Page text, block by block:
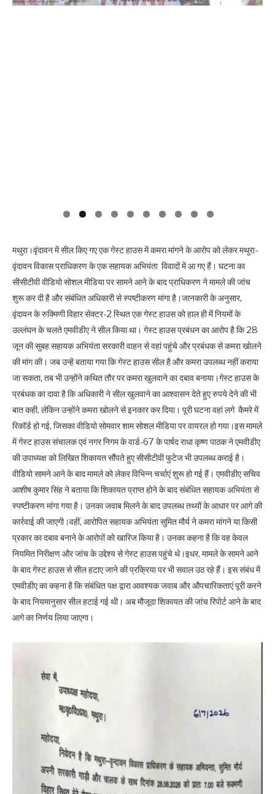
मथुरा।वृंदावन में सील किए गए एक गेस्ट हाउस में कमरा मांगने के आरोप को लेकर मथुरा-
वृंदावन विकास प्राधिकरण के एक सहायक अभियंता विवादों में आ गए हैं। घटना का
सीसीटीवी वीडियो सोशल मीडिया पर सामने आने के बाद प्राधिकरण ने मामले की जांच
शुरू कर दी है और संबंधित अधिकारी से स्पष्टीकरण मांगा है।जानकारी के अनुसार,
वृंदावन के रुक्मिणी विहार सेक्टर-2 स्थित एक गेस्ट हाउस को हाल ही में नियमों के
उल्लंघन के चलते एमवीडीए ने सील किया था। गेस्ट हाउस प्रबंधन का आरोप है कि 28
जून की सुबह सहायक अभियंता सरकारी वाहन से वहां पहुंचे और प्रबंधक से कमरा खोलने
की मांग की। जब उन्हें बताया गया कि गेस्ट हाउस सील है और कमरा उपलब्ध नहीं कराया
जा सकता, तब भी उन्होंने कथित तौर पर कमरा खुलवाने का दबाव बनाया।गेस्ट हाउस के
प्रबंधक का दावा है कि अधिकारी ने सील खुलवाने का आश्वासन देते हुए रुपये देने की भी
बात कही, लेकिन उन्होंने कमरा खोलने से इनकार कर दिया। पूरी घटना वहां लगे कैमरे में
रिकॉर्ड हो गई, जिसका वीडियो सोमवार शाम सोशल मीडिया पर वायरल हो गया।इस मामले
में गेस्ट हाउस संचालक एवं नगर निगम के वार्ड-67 के पार्षद राधा कृष्ण पाठक ने एमवीडीए
की उपाध्यक्ष को लिखित शिकायत सौंपते हुए सीसीटीवी फुटेज भी उपलब्ध कराई है।
वीडियो सामने आने के बाद मामले को लेकर विभिन्न चर्चाएं शुरू हो गई हैं। एमवीडीए सचिव
आशीष कुमार सिंह ने बताया कि शिकायत प्राप्त होने के बाद संबंधित सहायक अभियंता से
स्पष्टीकरण मांगा गया है। उनका जवाब मिलने के बाद उपलब्ध तथ्यों के आधार पर आगे की
कार्रवाई की जाएगी।वहीं, आरोपित सहायक अभियंता सुमित मौर्य ने कमरा मांगने या किसी
प्रकार का दबाव बनाने के आरोपों को खारिज किया है। उनका कहना है कि वह केवल
नियमित निरीक्षण और जांच के उद्देश्य से गेस्ट हाउस पहुंचे थे।इधर, मामले के सामने आने
के बाद गेस्ट हाउस से सील हटाए जाने की प्रक्रिया पर भी सवाल उठ रहे हैं। इस संबंध में
एमवीडीए का कहना है कि संबंधित पक्ष द्वारा आवश्यक जवाब और औपचारिकताएं पूरी करने
के बाद नियमानुसार सील हटाई गई थी। अब मौजूदा शिकायत की जांच रिपोर्ट आने के बाद
आगे का निर्णय लिया जाएगा।